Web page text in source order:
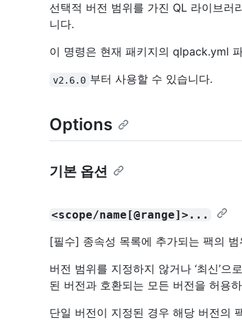
선택적 버전 범위를 가진 QL 라이브러
니다.
이 명령은 현재 패키지의 qlpack.yml
v2.6.0 부터 사용할 수 있습니다.
Options
기본 옵션
<scope/name[@range]>...
[필수] 종속성 목록에 추가되는 팩의
버전 범위를 지정하지 않거나 ‘최신’
된 버전과 호환되는 모든 버전을 허용
단일 버전이 지정된 경우 해당 버전의